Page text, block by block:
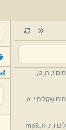
ב,ג,
ח, ט,.
א,
ז, ח,.
mp3